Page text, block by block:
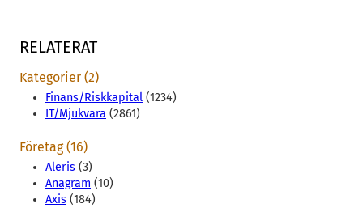
RELATERAT
Kategorier (2)
Finans/Riskkapital (1234)
IT/Mjukvara (2861)
Företag (16)
Aleris (3)
Anagram (10)
Axis (184)